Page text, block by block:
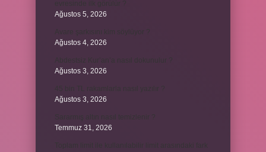
Ağustos 5, 2026
Ağustos 4, 2026
Ağustos 3, 2026
Ağustos 3, 2026
Temmuz 31, 2026